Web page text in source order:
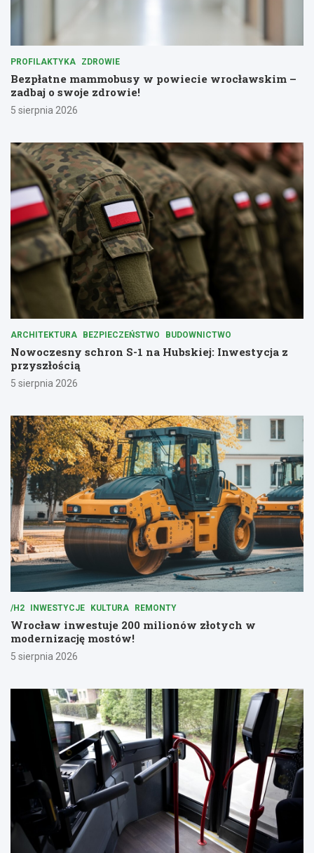
PROFILAKTYKA ZDROWIE
Bezpłatne mammobusy w powiecie wrocławskim –
zadbaj o swoje zdrowie!
5 sierpnia 2026
ARCHITEKTURA BEZPIECZEŃSTWO BUDOWNICTWO
Nowoczesny schron S-1 na Hubskiej: Inwestycja z
przyszłością
5 sierpnia 2026
/H2 INWESTYCJE KULTURA REMONTY
Wrocław inwestuje 200 milionów złotych w
modernizację mostów!
5 sierpnia 2026